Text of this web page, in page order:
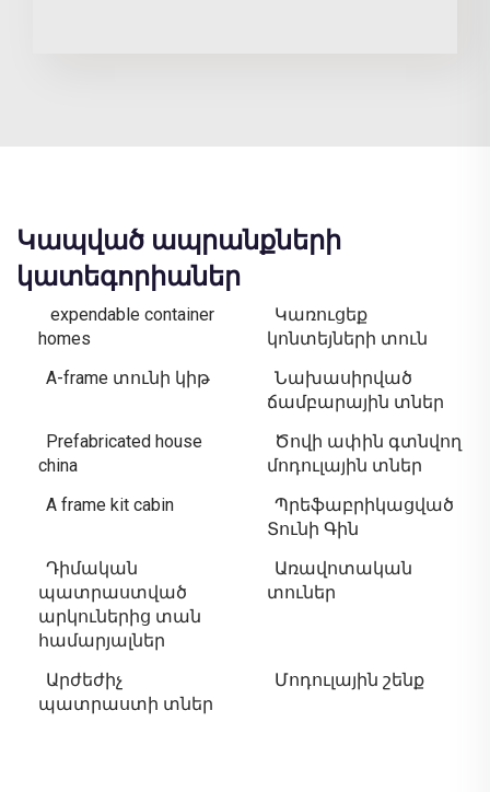
Կապված ապրանքների
կատեգորիաներ
expendable container
homes
Կառուցեք
կոնտեյների տուն
A-frame տունի կիթ
Նախասիրված
ճամբարային տներ
Prefabricated house
china
Ծովի ափին գտնվող
մոդուլային տներ
A frame kit cabin
Պրեֆաբրիկացված
Տունի Գին
Դիմական
պատրաստված
արկուներից տան
համարյալներ
Առավոտական
տուներ
Արժեժիչ
պատրաստի տներ
Մոդուլային շենք